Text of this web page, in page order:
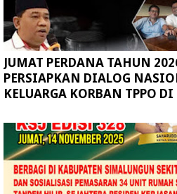
JUMAT PERDANA TAHUN
PERSIAPKAN DIALOG
KELUARGA KORBAN TPPO